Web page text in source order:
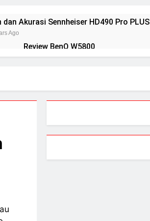
dan Akurasi Sennheiser HD490 Pro PLUS
Ago
Review BenQ W5800
2 Years Ago2 Years Ago